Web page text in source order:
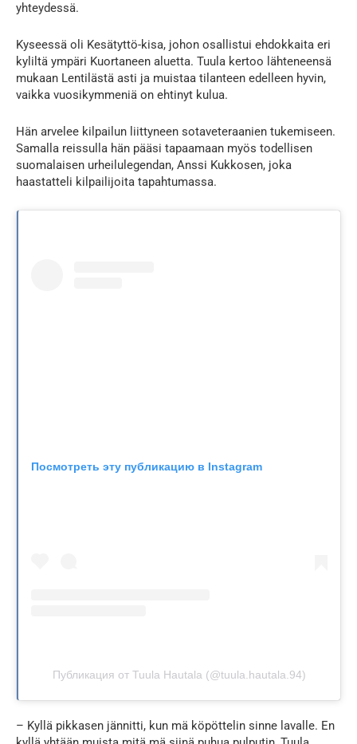
yhteydessä.
Kyseessä oli Kesätyttö-kisa, johon osallistui ehdokkaita eri
kyliltä ympäri Kuortaneen aluetta. Tuula kertoo lähteneensä
mukaan Lentilästä asti ja muistaa tilanteen edelleen hyvin,
vaikka vuosikymmeniä on ehtinyt kulua.
Hän arvelee kilpailun liittyneen sotaveteraanien tukemiseen.
Samalla reissulla hän pääsi tapaamaan myös todellisen
suomalaisen urheilulegendan, Anssi Kukkosen, joka
haastatteli kilpailijoita tapahtumassa.
Посмотреть эту публикацию в Instagram
Публикация от Tuula Hautala (@tuula.hautala.94)
– Kyllä pikkasen jännitti, kun mä köpöttelin sinne lavalle. En